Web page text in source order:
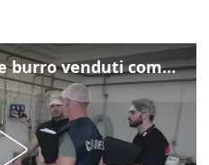
Alto Friuli, formaggi e burro venduti come locali: nei prodotti latte da fuori regione e dall’estero